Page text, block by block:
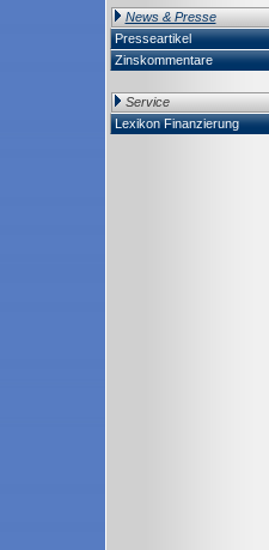
News & Presse
Presseartikel
Zinskommentare
Service
Lexikon Finanzierung